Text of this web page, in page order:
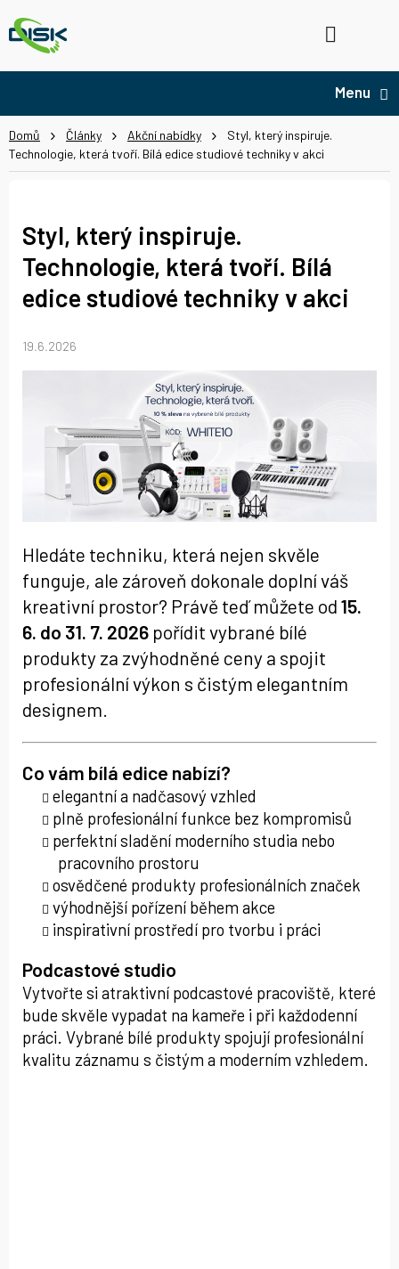
na
obsah
Domů Články Akční nabídky
Styl, který inspiruje.
Technologie, která tvoří. Bílá edice studiové techniky v akci
Styl, který inspiruje.
Technologie, která tvoří. Bílá
edice studiové techniky v akci
19.6.2026
Hledáte techniku, která nejen skvěle
funguje, ale zároveň dokonale doplní váš
kreativní prostor? Právě teď můžete od 15.
6. do 31. 7. 2026 pořídit vybrané bílé
produkty za zvýhodněné ceny a spojit
profesionální výkon s čistým elegantním
designem.
Co vám bílá edice nabízí?
elegantní a nadčasový vzhled
plně profesionální funkce bez kompromisů
perfektní sladění moderního studia nebo
pracovního prostoru
osvědčené produkty profesionálních značek
výhodnější pořízení během akce
inspirativní prostředí pro tvorbu i práci
Podcastové studio
Vytvořte si atraktivní podcastové pracoviště, které
bude skvěle vypadat na kameře i při každodenní
práci. Vybrané bílé produkty spojují profesionální
kvalitu záznamu s čistým a moderním vzhledem.